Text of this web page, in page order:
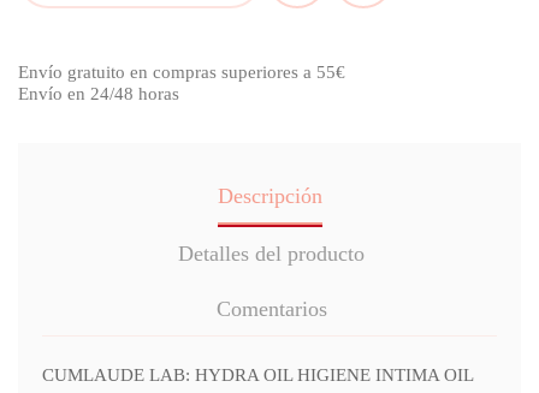
Envío gratuito en compras superiores a 55€
Envío en 24/48 horas
Descripción
Detalles del producto
Comentarios
CUMLAUDE LAB: HYDRA OIL HIGIENE INTIMA OIL